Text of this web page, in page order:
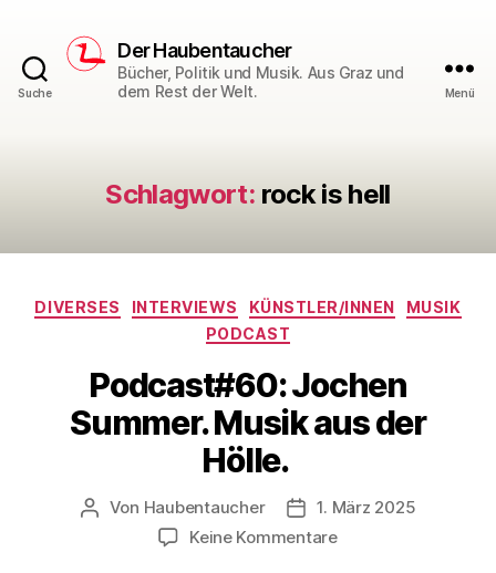
Suche
Der Haubentaucher
Bücher, Politik und Musik. Aus Graz und
dem Rest der Welt.
Menü
Schlagwort: rock is hell
Kategorien
DIVERSES INTERVIEWS KÜNSTLER/INNEN
MUSIK
PODCAST
Podcast#60: Jochen
Summer. Musik aus der
Hölle.
Beitragsautor
Von Haubentaucher Veröffentlichungsdatum
1. März 2025
Keine Kommentarezu